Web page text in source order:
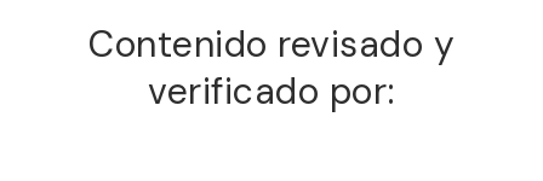
Contenido revisado y
verificado por: